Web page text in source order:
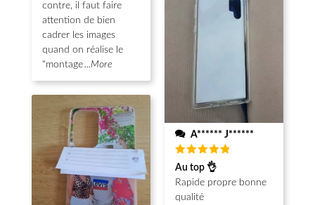
contre, il faut faire
attention de bien
cadrer les images
quand on réalise le
"montage...More
A****** J******
Note5
sur 5
Au top 👌
Rapide propre bonne
qualité